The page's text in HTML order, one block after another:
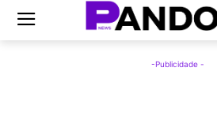
-Publicidade -